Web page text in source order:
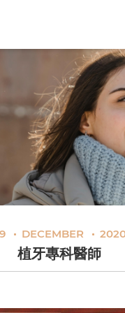
醫聯合
DECEMBER
植牙專科醫師